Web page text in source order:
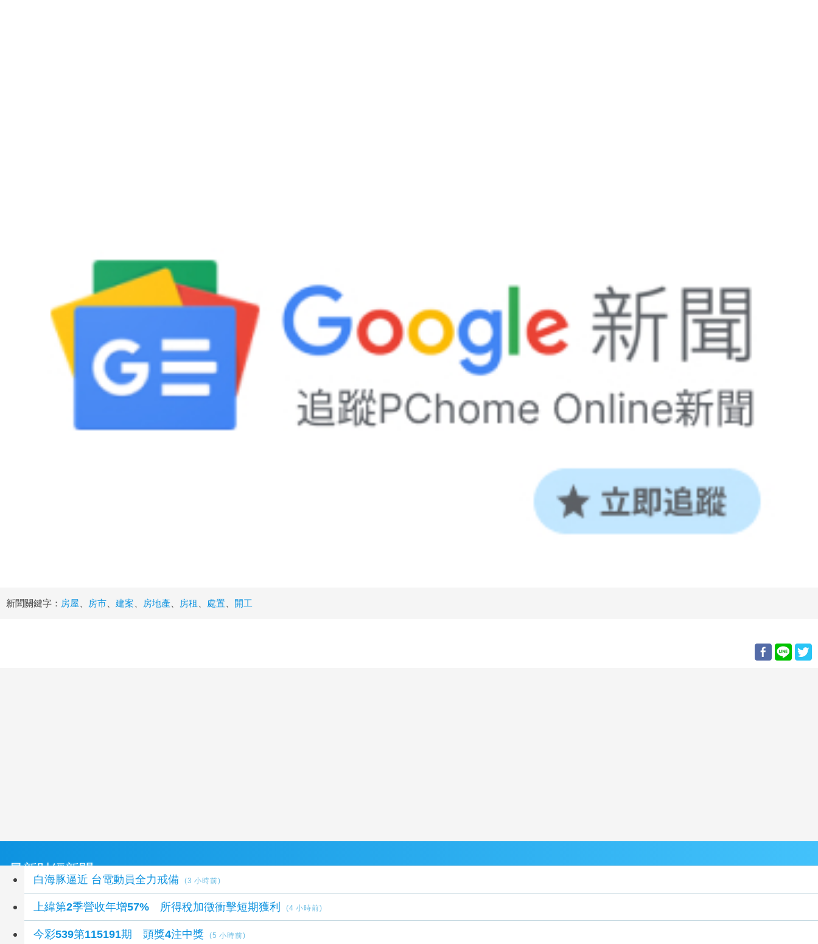
新聞關鍵字： 房屋、 房市、 建案、 房地產、 房租 、 處置、 開工
最新財經新聞
白海豚逼近 台電動員全力戒備 (3 小時前)
上緯第2季營收年增57% 所得稅加徵衝擊短期獲利 (4 小時前)
今彩539第115191期 頭獎4注中獎 (5 小時前)